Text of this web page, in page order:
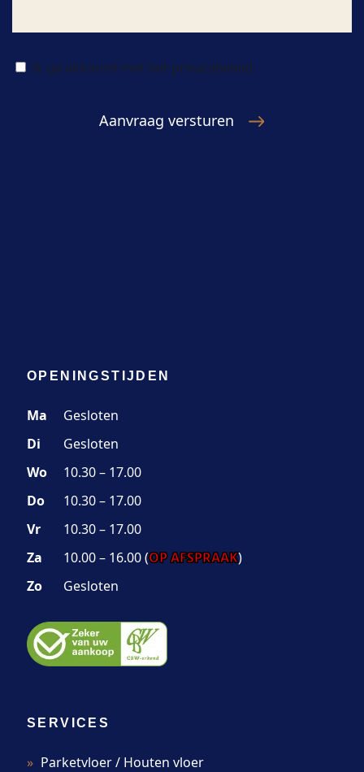
Ik ga akkoord met het privacybeleid.
OPENINGSTIJDEN
Ma
Gesloten
Di
Gesloten
Wo
10.30 – 17.00
Do
10.30 – 17.00
Vr
10.30 – 17.00
Za
10.00 – 16.00 (OP AFSPRAAK)
Zo
Gesloten
SERVICES
Parketvloer / Houten vloer